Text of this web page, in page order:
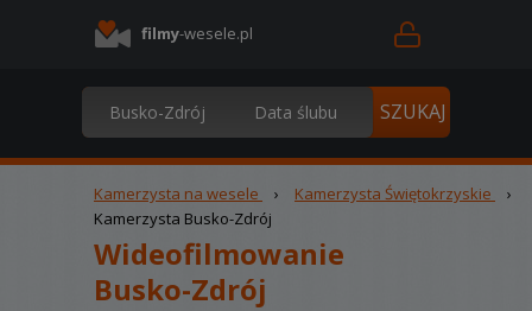
filmy-wesele.pl
Kamerzysta na wesele › Kamerzysta Świętokrzyskie
›
Kamerzysta Busko-Zdrój
Wideofilmowanie
Busko-Zdrój